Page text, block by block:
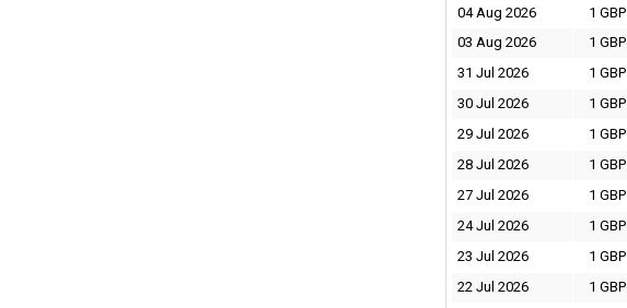
04 Aug 2026
1 GBP
03 Aug 2026
1 GBP
31 Jul 2026
1 GBP
30 Jul 2026
1 GBP
29 Jul 2026
1 GBP
28 Jul 2026
1 GBP
27 Jul 2026
1 GBP
24 Jul 2026
1 GBP
23 Jul 2026
1 GBP
22 Jul 2026
1 GBP